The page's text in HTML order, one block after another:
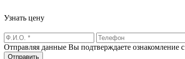
Узнать цену
Отправляя данные Вы подтверждаете ознакомление с